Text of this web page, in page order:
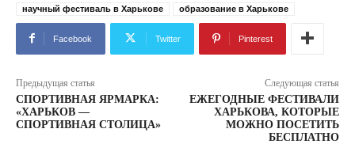
научный фестиваль в Харькове образование в Харькове
Facebook Twitter Pinterest
Предыдущая статья
СПОРТИВНАЯ ЯРМАРКА:
«ХАРЬКОВ —
СПОРТИВНАЯ СТОЛИЦА»
Следующая статья
ЕЖЕГОДНЫЕ ФЕСТИВАЛИ
ХАРЬКОВА, КОТОРЫЕ
МОЖНО ПОСЕТИТЬ
БЕСПЛАТНО